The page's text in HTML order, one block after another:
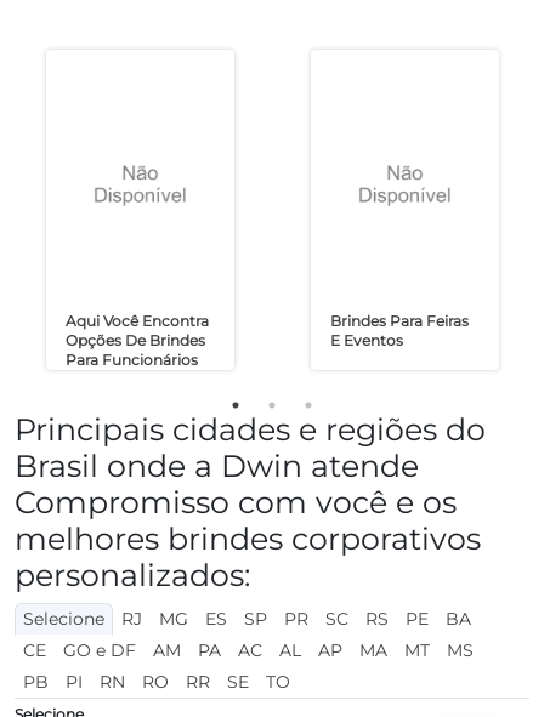
Aqui Você Encontra
Opções De Brindes
Para Funcionários
Brindes Para Feiras
E Eventos
Principais cidades e regiões do
Brasil onde a Dwin atende
Compromisso com você e os
melhores brindes corporativos
personalizados:
Selecione RJ MG ES SP PR SC RS PE
BA
CE
GO e DF AM PA AC AL AP MA MT
MS
PB
PI RN RO RR SE TO